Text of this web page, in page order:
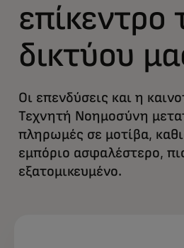
επίκεντρο
δικτύου
Οι επενδύσεις και η
Τεχνητή Νοημοσύνη
πληρωμές σε μοτίβα,
εμπόριο ασφαλέστερο,
εξατομικευμένο.